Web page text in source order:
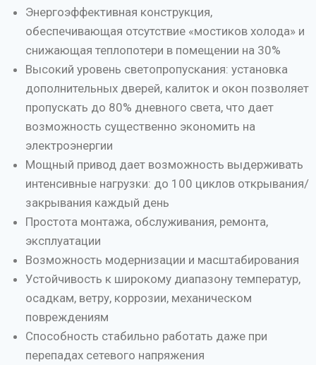
Энергоэффективная конструкция,
обеспечивающая отсутствие «мостиков холода» и
снижающая теплопотери в помещении на 30%
Высокий уровень светопропускания: установка
дополнительных дверей, калиток и окон позволяет
пропускать до 80% дневного света, что дает
возможность существенно экономить на
электроэнергии
Мощный привод дает возможность выдерживать
интенсивные нагрузки: до 100 циклов открывания/
закрывания каждый день
Простота монтажа, обслуживания, ремонта,
эксплуатации
Возможность модернизации и масштабирования
Устойчивость к широкому диапазону температур,
осадкам, ветру, коррозии, механическом
повреждениям
Способность стабильно работать даже при
перепадах сетевого напряжения